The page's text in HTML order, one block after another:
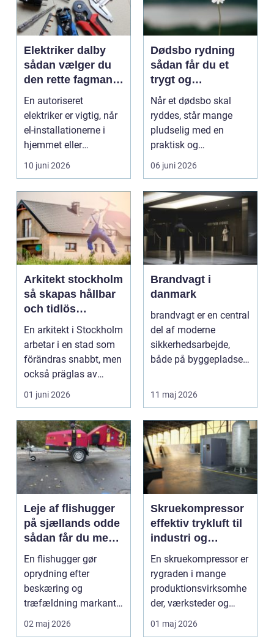
Elektriker dalby
sådan vælger du
den rette fagmand
til dine el-opgaver
En autoriseret
elektriker er vigtig, når
el-installationerne i
hjemmet eller
virksomheden skal
være ...
10 juni 2026
Dødsbo rydning
sådan får du et
trygt og
respektfuldt forløb
Når et dødsbo skal
ryddes, står mange
pludselig med en
praktisk og
følelsesmæssig
opgave på én gang....
06 juni 2026
Arkitekt stockholm
så skapas hållbar
och tidlös
arkitektur i
huvudstaden
En arkitekt i Stockholm
arbetar i en stad som
förändras snabbt, men
också präglas av
starka historis...
01 juni 2026
Brandvagt i
danmark
brandvagt er en central
del af moderne
sikkerhedsarbejde,
både på byggepladser,
11 maj 2026
Leje af flishugger
på sjællands odde
sådan får du mest
ud af arbejdet
En flishugger gør
oprydning efter
beskæring og
træfældning markant
lettere. I stedet for at
bruge we...
02 maj 2026
Skruekompressor
effektiv trykluft til
industri og
værksted
En skruekompressor er
rygraden i mange
produktionsvirksomhe
der, værksteder og
autohuse. Den leverer
01 maj 2026